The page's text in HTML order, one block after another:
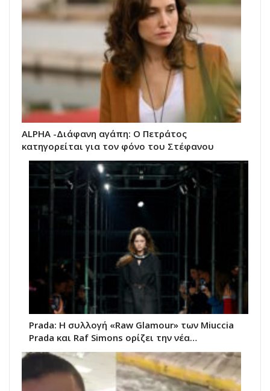
ALPHA -Διάφανη αγάπη: Ο Πετράτος
κατηγορείται για τον φόνο του Στέφανου
Prada: Η συλλογή «Raw Glamour» των Miuccia
Prada και Raf Simons ορίζει την νέα…